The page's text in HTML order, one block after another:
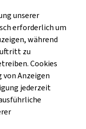
unserer
erforderlich um
während
zu
Cookies
von Anzeigen
jederzeit